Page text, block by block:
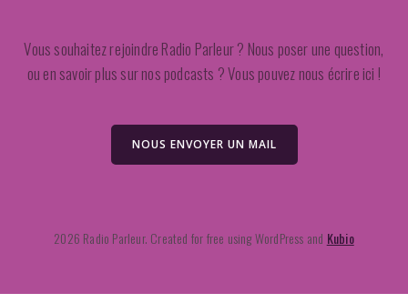
Vous souhaitez rejoindre Radio Parleur ? Nous poser une question,
ou en savoir plus sur nos podcasts ? Vous pouvez nous écrire ici !
NOUS ENVOYER UN MAIL
2026 Radio Parleur. Created for free using WordPress and Kubio